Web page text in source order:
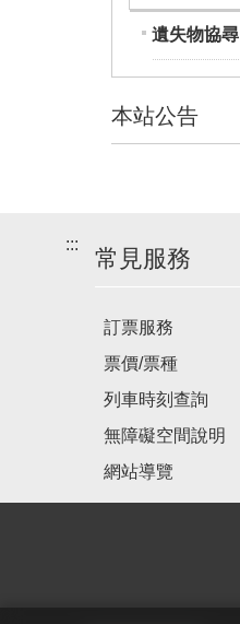
遺失物協尋
本站公告
乘
:::
常見服務
訂票服務
票價/票種
列車時刻查詢
無障礙空間說明
網站導覽